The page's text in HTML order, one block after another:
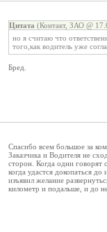
Цитата (Контакт, ЗАО @
но я считаю что
того,как водитель уже
Бред.
Спасибо всем большое за
Заказчика и Водителя не
сторон. Когда одни
когда удастся докопаться
изъявил желание
километр и подальше, и до